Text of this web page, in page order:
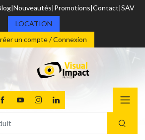
Nouveautés Promotions Contact SAV
LOCATION
un compte / Connexion